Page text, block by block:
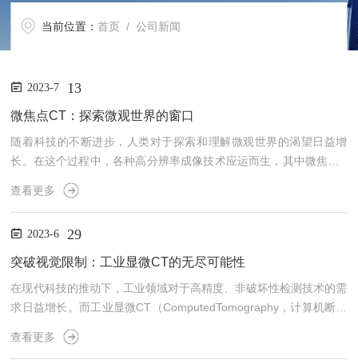
当前位置：首页 / 公司新闻
2023-7 13
微焦点CT：探索微观世界的窗口
随着科技的不断进步，人类对于探索和理解微观世界的渴望日益增
长。在这个过程中，各种高分辨率成像技术应运而生，其中微焦点C
T（Micro-focusCT）作为一项重要技术，在近年来受到越来越多的
关注。所谓微焦点CT，是指使用极小尺寸的光束进行计算机断层扫
损伤风险。通过采用专业级X射线源和先进图像重建算法，该产品可
以以非常精细的方式显示物体内部结构，并获取详细三维信息。在医
查看更多
2023-6 29
突破视觉限制：工业显微CT的无尽可能性
在现代科技的推动下，工业领域对于高精度、非破坏性检测技术的需
求日益增长。而工业显微CT（ComputedTomography，计算机断层
成像）作为一种先进的成像技术，正逐渐崭露头角，为我们揭示了无
尽的可能性。该产品结合了传统X射线成像和计算机重建技术，通过
查看更多